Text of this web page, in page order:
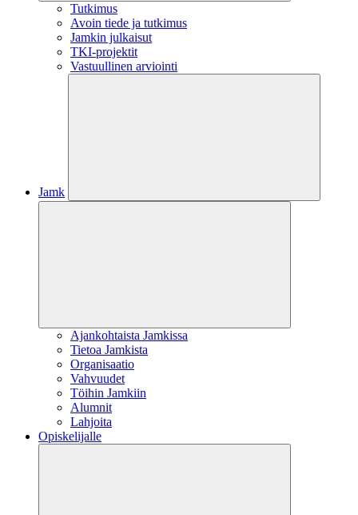
Tutkimus
Avoin tiede ja tutkimus
Jamkin julkaisut
TKI-projektit
Vastuullinen arviointi
Jamk
Ajankohtaista Jamkissa
Tietoa Jamkista
Organisaatio
Vahvuudet
Töihin Jamkiin
Alumnit
Lahjoita
Opiskelijalle